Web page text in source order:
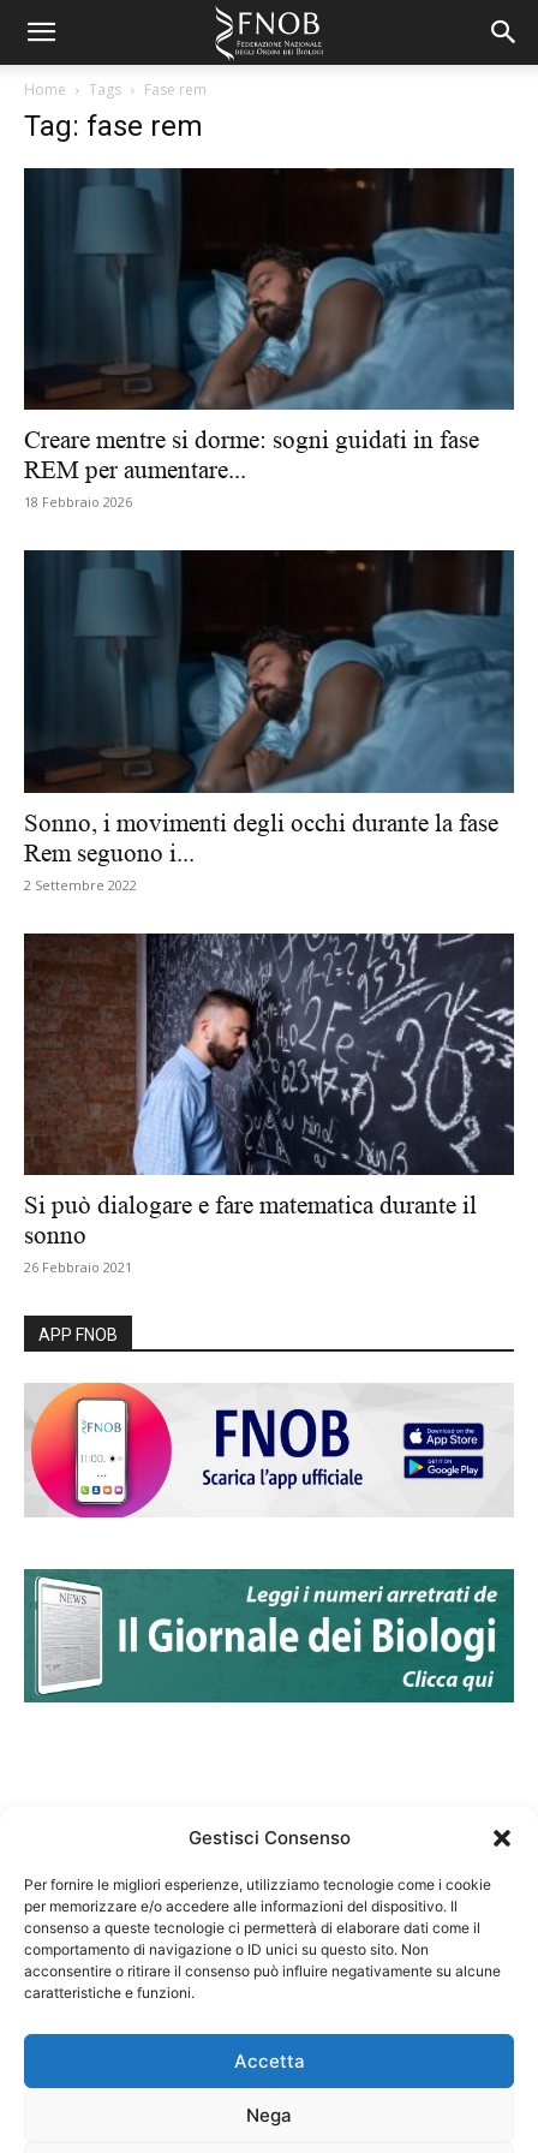
Gestisci Consenso
Per fornire le migliori esperienze, utilizziamo tecnologie come i cookie
per memorizzare e/o accedere alle informazioni del dispositivo. Il
consenso a queste tecnologie ci permetterà di elaborare dati come il
comportamento di navigazione o ID unici su questo sito. Non
acconsentire o ritirare il consenso può influire negativamente su alcune
caratteristiche e funzioni.
Accetta
Nega
Home Tags Fase rem
Tag: fase rem
Creare mentre si dorme: sogni guidati in fase
REM per aumentare...
18 Febbraio 2026
Sonno, i movimenti degli occhi durante la fase
Rem seguono i...
2 Settembre 2022
Si può dialogare e fare matematica durante il
sonno
26 Febbraio 2021
APP FNOB
Federazione Nazionale Degli Ordini dei Biologi:
codice fiscale 80069130583
Responsabile sito internet www.fnob.it: Vincenzo